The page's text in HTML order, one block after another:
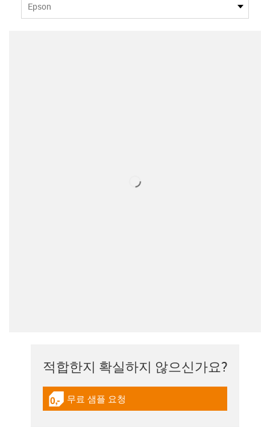
Epson
적합한지 확실하지 않으신가요?
igus-icon-gratismuster
무료 샘플 요청